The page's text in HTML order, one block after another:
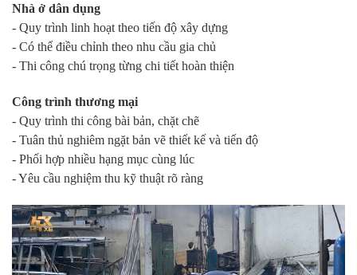
Nhà ở dân dụng
- Quy trình linh hoạt theo tiến độ xây dựng
- Có thể điều chỉnh theo nhu cầu gia chủ
- Thi công chú trọng từng chi tiết hoàn thiện
Công trình thương mại
- Quy trình thi công bài bản, chặt chẽ
- Tuân thủ nghiêm ngặt bản vẽ thiết kế và tiến độ
- Phối hợp nhiều hạng mục cùng lúc
- Yêu cầu nghiệm thu kỹ thuật rõ ràng